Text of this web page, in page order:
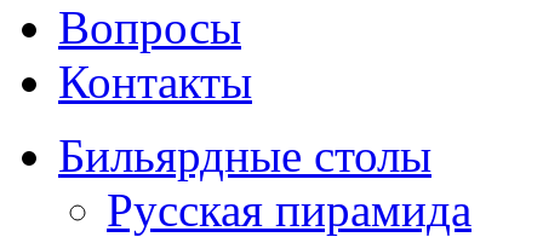
Вопросы
Контакты
Бильярдные столы
Русская пирамида